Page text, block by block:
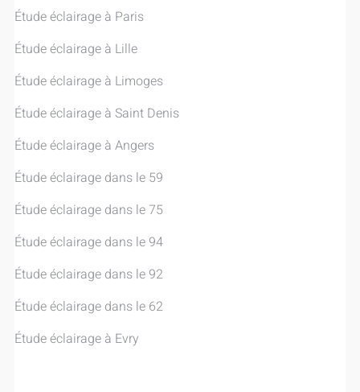
Étude éclairage​ à Paris
Étude éclairage​ à Lille
Étude éclairage​ à Limoges
Étude éclairage​ à Saint Denis
Étude éclairage​ à Angers
Étude éclairage​ dans le 59
Étude éclairage​ dans le 75
Étude éclairage​ dans le 94
Étude éclairage​ dans le 92
Étude éclairage​ dans le 62
Étude éclairage​ à Evry